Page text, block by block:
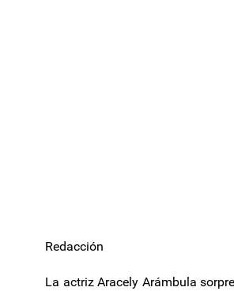
Redacción
La actriz Aracely Arámbula